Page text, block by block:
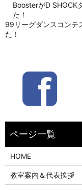
BoosterがD SHOCK
た！
99リーグダンスコンテ
た！
HOME
教室案内＆代表挨拶